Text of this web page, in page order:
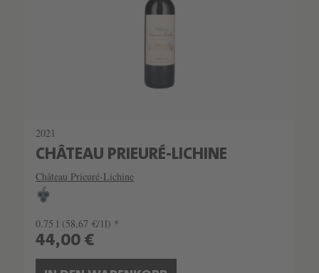
2021
CHÂTEAU PRIEURÉ-LICHINE
Château Prieuré-Lichine
0.75 l (58,67 €/1l) *
44,00 €